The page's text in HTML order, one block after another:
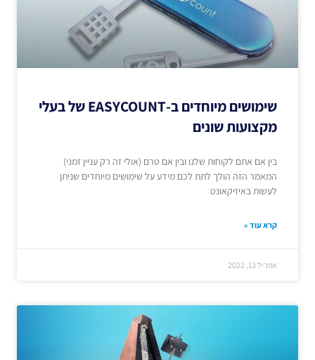
שימושים מיוחדים ב-EASYCOUNT של בעלי
מקצועות שונים
בין אם אתם לקוחות שלנו ובין אם טרם (אולי זה רק עניין זמני)
המאמר הזה הולך לתת לכם מידע על שימושים מיוחדים שניתן
לעשות באיזיקאונט
קרא עוד »
אפריל 13, 2022